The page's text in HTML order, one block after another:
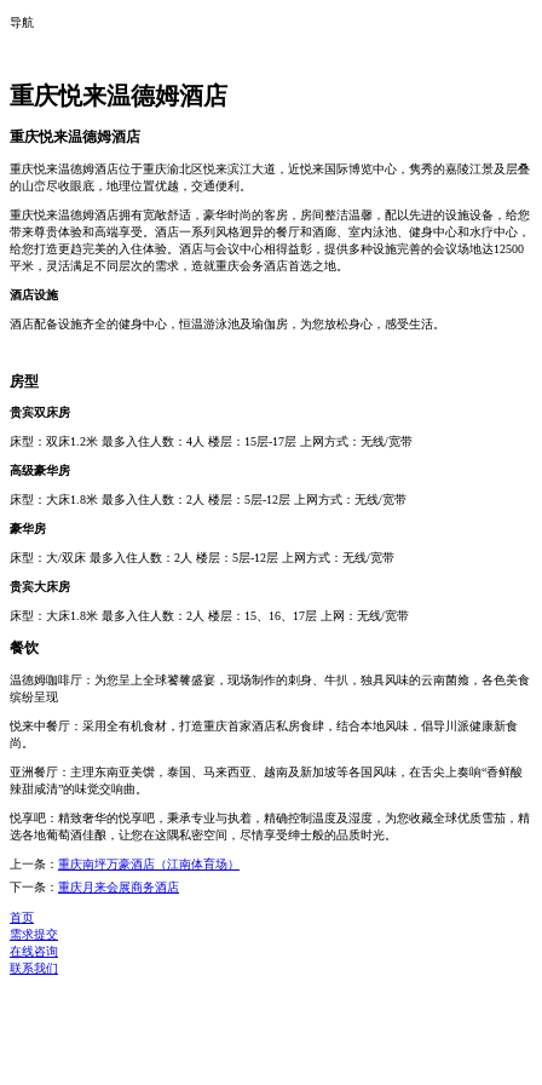
导航
重庆悦来温德姆酒店
重庆悦来温德姆酒店
重庆悦来温德姆酒店位于重庆渝北区悦来滨江大道，近悦来国际博览中心，隽秀的嘉陵江景及层叠
的山峦尽收眼底，地理位置优越，交通便利。
重庆悦来温德姆酒店拥有宽敞舒适，豪华时尚的客房，房间整洁温馨，配以先进的设施设备，给您
带来尊贵体验和高端享受。酒店一系列风格迥异的餐厅和酒廊、室内泳池、健身中心和水疗中心，
给您打造更趋完美的入住体验。酒店与会议中心相得益彰，提供多种设施完善的会议场地达12500
平米，灵活满足不同层次的需求，造就重庆会务酒店首选之地。
酒店设施
酒店配备设施齐全的健身中心，恒温游泳池及瑜伽房，为您放松身心，感受生活。
房型
贵宾双床房
床型：双床1.2米 最多入住人数：4人 楼层：15层-17层 上网方式：无线/宽带
高级豪华房
床型：大床1.8米 最多入住人数：2人 楼层：5层-12层 上网方式：无线/宽带
豪华房
床型：大/双床 最多入住人数：2人 楼层：5层-12层 上网方式：无线/宽带
贵宾大床房
床型：大床1.8米 最多入住人数：2人 楼层：15、16、17层 上网：无线/宽带
餐饮
温德姆咖啡厅：为您呈上全球饕餮盛宴，现场制作的刺身、牛扒，独具风味的云南菌飨，各色美食
缤纷呈现
悦来中餐厅：采用全有机食材，打造重庆首家酒店私房食肆，结合本地风味，倡导川派健康新食
尚。
亚洲餐厅：主理东南亚美馔，泰国、马来西亚、越南及新加坡等各国风味，在舌尖上奏响“香鲜酸
辣甜咸清”的味觉交响曲。
悦享吧：精致奢华的悦享吧，秉承专业与执着，精确控制温度及湿度，为您收藏全球优质雪茄，精
选各地葡萄酒佳酿，让您在这隅私密空间，尽情享受绅士般的品质时光。
上一条： 重庆南坪万豪酒店（江南体育场）
下一条： 重庆月来会展商务酒店
首页
需求提交
在线咨询
联系我们